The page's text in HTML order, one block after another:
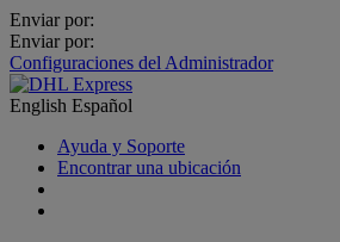
Enviar por:
Enviar por:
Configuraciones del Administrador
English Español
Ayuda y Soporte
Encontrar una ubicación